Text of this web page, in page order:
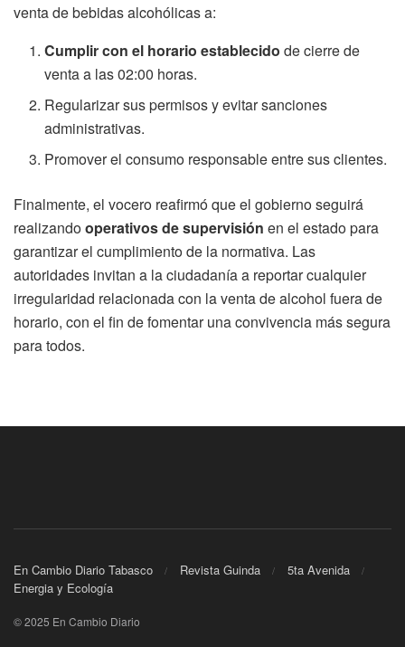
venta de bebidas alcohólicas a:
Cumplir con el horario establecido de cierre de
venta a las 02:00 horas.
Regularizar sus permisos y evitar sanciones
administrativas.
Promover el consumo responsable entre sus clientes.
Finalmente, el vocero reafirmó que el gobierno seguirá
realizandooperativos de supervisión en el estado para
garantizar el cumplimiento de la normativa. Las
autoridades invitan a la ciudadanía a reportar cualquier
irregularidad relacionada con la venta de alcohol fuera de
horario, con el fin de fomentar una convivencia más segura
para todos.
En Cambio Diario Tabasco Revista Guinda
5ta Avenida
Energia y Ecología
© 2025 En Cambio Diario